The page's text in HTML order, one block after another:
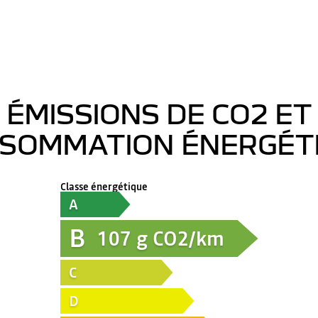
ÉMISSIONS DE CO2 ET
Classe énergétique
A
B 107 g CO2/km
C
D